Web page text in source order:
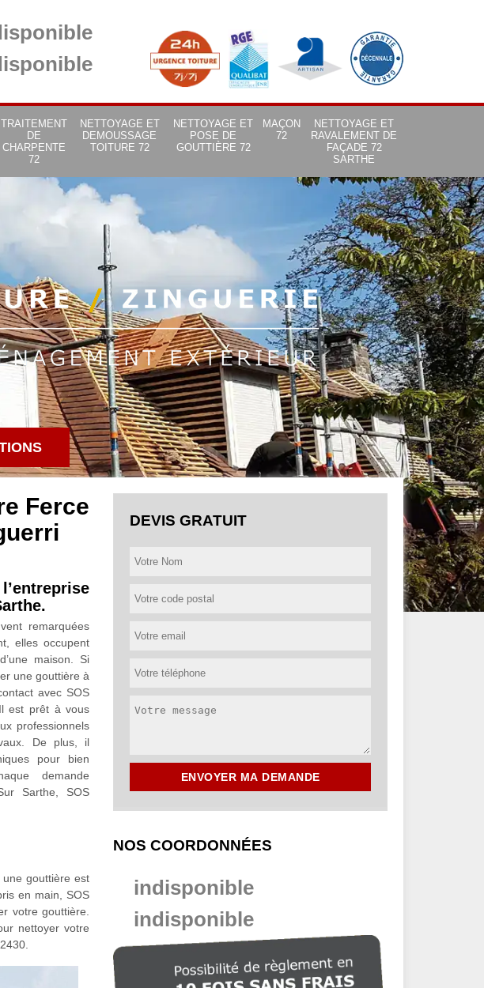
TRAITEMENT
DE
CHARPENTE
72
NETTOYAGE ET
DEMOUSSAGE
TOITURE 72
NETTOYAGE ET
POSE DE
GOUTTIÈRE 72
MAÇON
72
NETTOYAGE ET
RAVALEMENT DE
FAÇADE 72
SARTHE
Ferce
remarquées
elles occupent
maison. Si
une gouttière à
avec SOS
est prêt à vous
professionnels
De plus, il
pour bien
demande
Sarthe, SOS
gouttière est
en main, SOS
votre gouttière.
nettoyer votre
DEVIS GRATUIT
NOS COORDONNÉES
indisponible
indisponible